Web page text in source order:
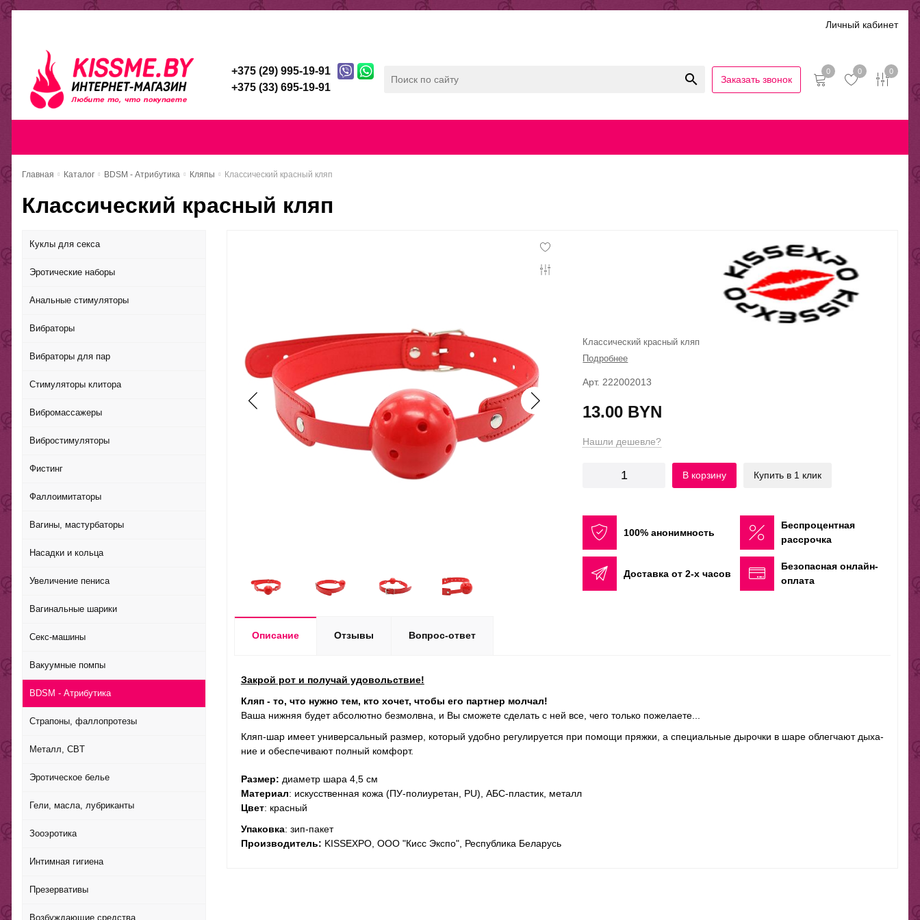
Личный кабинет
+375 (29) 995-19-91
+375 (33) 695-19-91
Заказать звонок
0 0 0
Главная Каталог BDSM - Атрибутика Кляпы Классический красный кляп
Классический красный кляп
Куклы для секса
Эротические наборы
Анальные стимуляторы
Вибраторы
Вибраторы для пар
Стимуляторы клитора
Вибромассажеры
Вибростимуляторы
Фистинг
Фаллоимитаторы
Вагины, мастурбаторы
Насадки и кольца
Увеличение пениса
Вагинальные шарики
Секс-машины
Вакуумные помпы
BDSM - Атрибутика
Страпоны, фаллопротезы
Металл, CBT
Эротическое белье
Гели, масла, лубриканты
Зооэротика
Интимная гигиена
Презервативы
Возбуждающие средства
Классический красный кляп
Подробнее
Арт. 222002013
13.00 BYN
Нашли дешевле?
В корзину Купить в 1 клик
100% анонимность
Беспроцентная
рассрочка
Доставка от 2-х часов
Безопасная онлайн-
оплата
Описание Отзывы Вопрос-ответ
Закрой рот и получай удовольствие!
Кляп - то, что нужно тем, кто хочет, чтобы его парт­нер мол­чал!
Ваша нижняя будет абсолютно безмолвна, и Вы сможете сделать с ней все, чего только пожелаете...
Кляп-шар имеет уни­вер­саль­ный размер, кото­рый удобно регу­ли­ру­ется при помощи пряжки, а спе­ци­аль­ные дырочки в шаре облег­чают дыха­
ние и обес­пе­чи­вают пол­ный комфорт.
Размер: диаметр шара 4,5 см
Материал: искусственная кожа (ПУ-полиуретан, PU), АБС-пластик, металл
Цвет: красный
Упаковка: зип-пакет
Производитель: KISSEXPO, ОOО "Кисс Экспо", Республика Беларусь